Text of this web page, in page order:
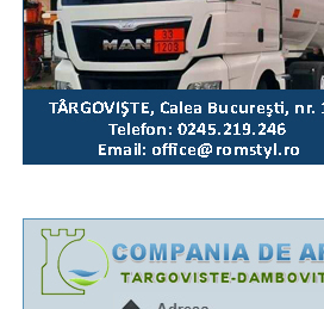
15:00, până marți, 11 august, ora
Revoluției, în ziua de 10 august,
21:00. Totodată, marți, 11 august,
13:00, Bulevardul Libertății va fi